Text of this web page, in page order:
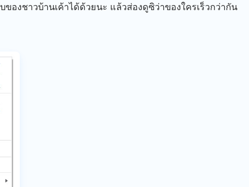
องชาวบ้านเค้าได้ด้วยนะ แล้วส่องดูซิว่าของใครเร็วกว่ากัน